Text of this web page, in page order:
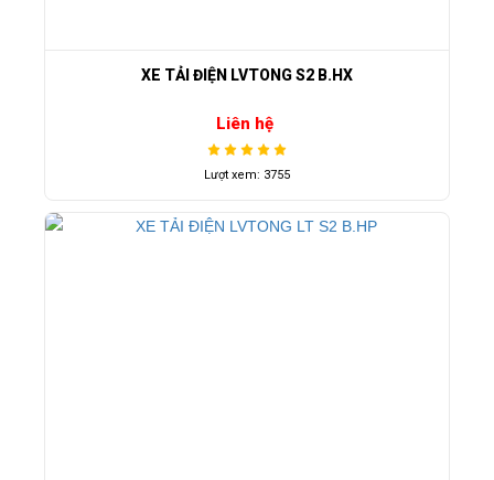
XE TẢI ĐIỆN LVTONG S2 B.HX
Liên hệ
Lượt xem: 3755